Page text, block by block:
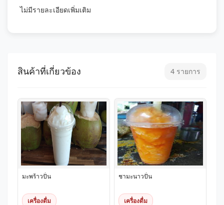
ไม่มีรายละเอียดเพิ่มเติม
สินค้าที่เกี่ยวข้อง 4 รายการ
มะพร้าวปั่น
เครื่องดื่ม
ชามะนาวปั่น
เครื่องดื่ม